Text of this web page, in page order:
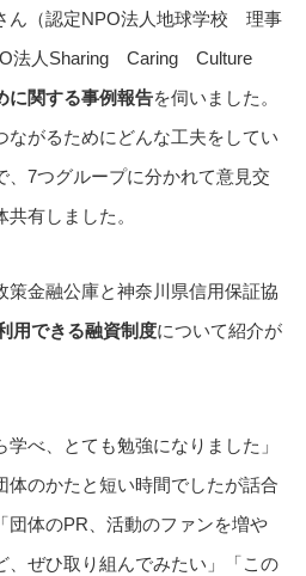
ん（認定NPO法人地球学校 理事
法人Sharing Caring Culture
に関する事例報告を伺いました。
ながるためにどんな工夫をしてい
、7つグループに分かれて意見交
有しました。
策金融公庫と神奈川県信用保証協
用できる融資制度について紹介が
べ、とても勉強になりました」
体のかたと短い時間でしたが話合
団体のPR、活動のファンを増や
、ぜひ取り組んでみたい」「この